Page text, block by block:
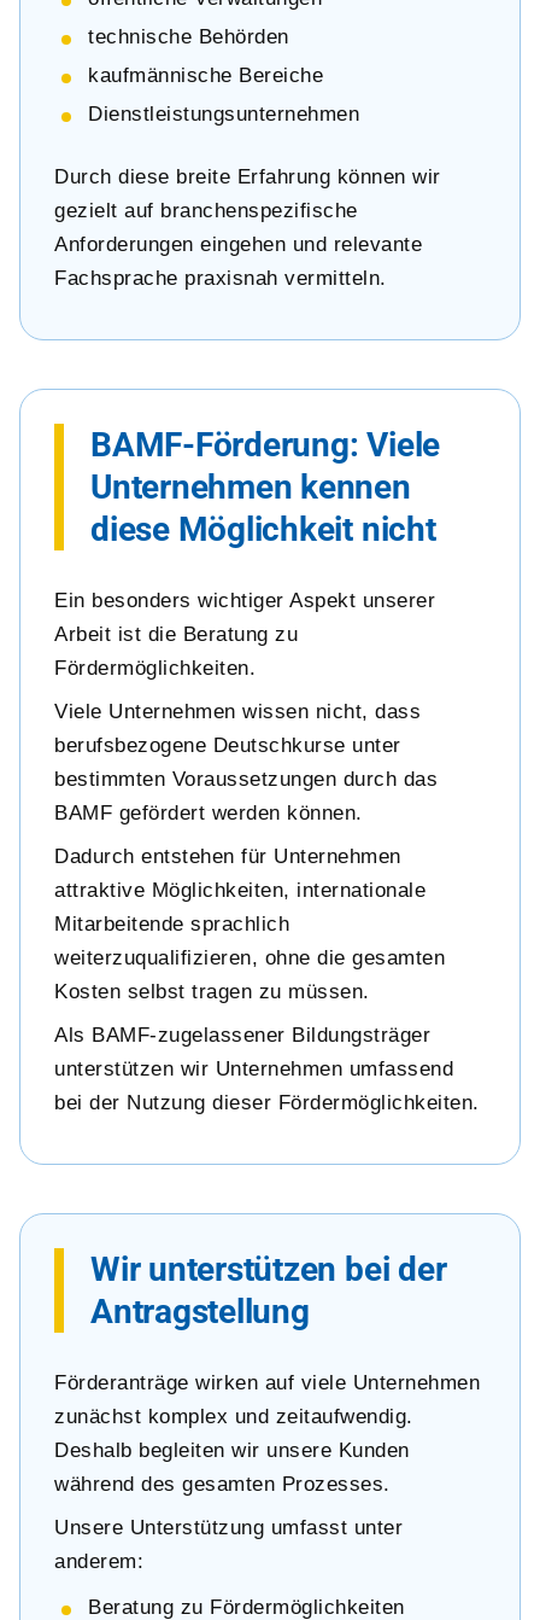
technische Behörden
kaufmännische Bereiche
Dienstleistungsunternehmen
Durch diese breite Erfahrung können wir
gezielt auf branchenspezifische
Anforderungen eingehen und relevante
Fachsprache praxisnah vermitteln.
BAMF-Förderung: Viele
Unternehmen kennen
diese Möglichkeit nicht
Ein besonders wichtiger Aspekt unserer
Arbeit ist die Beratung zu
Fördermöglichkeiten.
Viele Unternehmen wissen nicht, dass
berufsbezogene Deutschkurse unter
bestimmten Voraussetzungen durch das
BAMF gefördert werden können.
Dadurch entstehen für Unternehmen
attraktive Möglichkeiten, internationale
Mitarbeitende sprachlich
weiterzuqualifizieren, ohne die gesamten
Kosten selbst tragen zu müssen.
Als BAMF-zugelassener Bildungsträger
unterstützen wir Unternehmen umfassend
bei der Nutzung dieser Fördermöglichkeiten.
Wir unterstützen bei der
Antragstellung
Förderanträge wirken auf viele Unternehmen
zunächst komplex und zeitaufwendig.
Deshalb begleiten wir unsere Kunden
während des gesamten Prozesses.
Unsere Unterstützung umfasst unter
anderem:
Beratung zu Fördermöglichkeiten